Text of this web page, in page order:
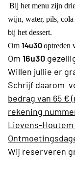
Bij het menu zijn
wijn, water, pils,
bij het dessert.
Om 14u30optreden
Om 16u30
Willen jullie er
Schrijf daarom
bedrag van 65 €
rekening
Lievens-
Wij reserveren